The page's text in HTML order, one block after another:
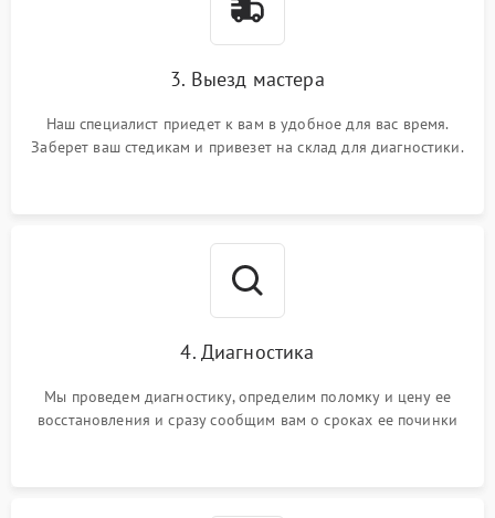
3. Выезд мастера
Наш специалист приедет к вам в удобное для вас время.
Заберет ваш стедикам и привезет на склад для диагностики.
4. Диагностика
Мы проведем диагностику, определим поломку и цену ее
восстановления и сразу сообщим вам о сроках ее починки